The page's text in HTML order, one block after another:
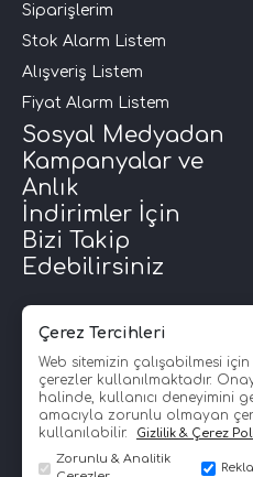
Arac Baslari)
Performans)
Siparişlerim
Stok Alarm Listem
Alışveriş Listem
Fiyat Alarm Listem
Sosyal Medyadan
Kampanyalar ve
Anlık
İndirimler İçin
Bizi Takip
Edebilirsiniz
Çerez Tercihleri
Web sitemizin çalışabilmesi
çerezler kullanılmaktadır.
halinde, kullanıcı deneyimini
amacıyla zorunlu olmayan
kullanılabilir.
Gizlilik & Çerez
Zorunlu & Analitik